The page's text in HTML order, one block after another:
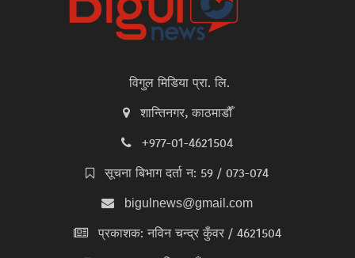
विगुल मिडिया प्रा. लि.
शान्तिनगर, काठमाडौँ
+977-01-4621504
सूचना बिभाग दर्ता न: 59 / 073-074
bigulnews@gmail.com
प्रकाशक: नविन चन्द्र कुँवर / 4621504